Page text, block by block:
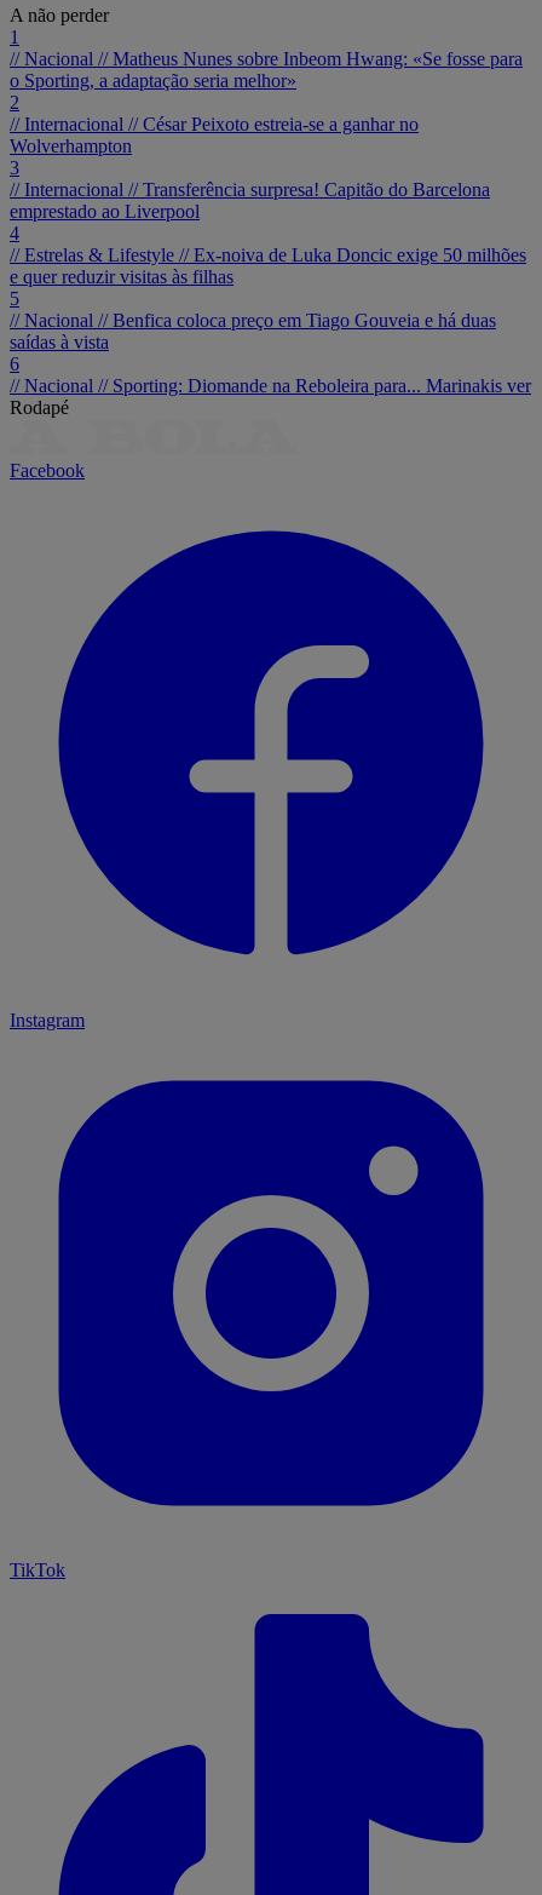
A não perder
1
// Nacional //Matheus Nunes sobre Inbeom Hwang: «Se fosse para
o Sporting, a adaptação seria melhor»
2
// Internacional //César Peixoto estreia-se a ganhar no
Wolverhampton
3
// Internacional //Transferência surpresa! Capitão do Barcelona
emprestado ao Liverpool
4
// Estrelas & Lifestyle //Ex-noiva de Luka Doncic exige 50 milhões
e quer reduzir visitas às filhas
5
// Nacional //Benfica coloca preço em Tiago Gouveia e há duas
saídas à vista
6
// Nacional // Sporting: Diomande na Reboleira para... Marinakis ver
Rodapé
Facebook
Instagram
TikTok